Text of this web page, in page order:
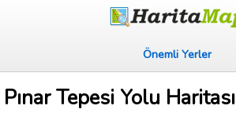
Önemli Yerler
Pınar Tepesi Yolu Haritası